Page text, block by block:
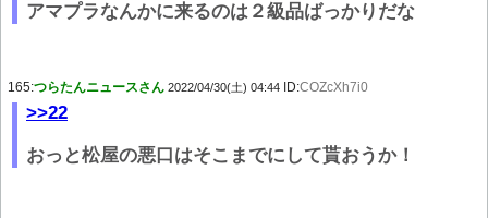
アマプラなんかに来るのは２級品ばっかりだな
165:つらたんニュースさん 2022/04/30(土) 04:44 ID:COZcXh7i0
>>22
おっと松屋の悪口はそこまでにして貰おうか！